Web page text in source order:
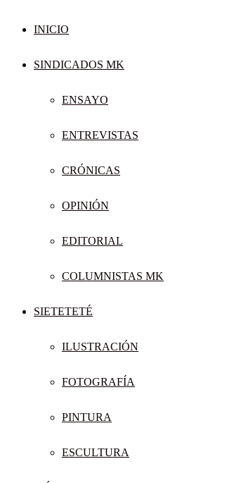
INICIO
SINDICADOS MK
ENSAYO
ENTREVISTAS
CRÓNICAS
OPINIÓN
EDITORIAL
COLUMNISTAS MK
SIETETETÉ
ILUSTRACIÓN
FOTOGRAFÍA
PINTURA
ESCULTURA